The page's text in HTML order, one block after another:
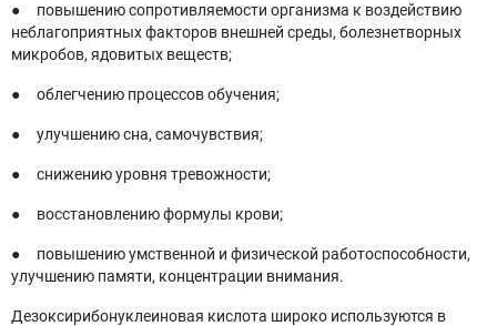
● повышению сопротивляемости организма к воздействию
неблагоприятных факторов внешней среды, болезнетворных
микробов, ядовитых веществ;
● облегчению процессов обучения;
● улучшению сна, самочувствия;
● снижению уровня тревожности;
● восстановлению формулы крови;
● повышению умственной и физической работоспособности,
улучшению памяти, концентрации внимания.
Дезоксирибонуклеиновая кислота широко используются в